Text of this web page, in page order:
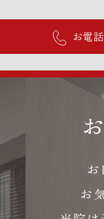
お電話
お
お